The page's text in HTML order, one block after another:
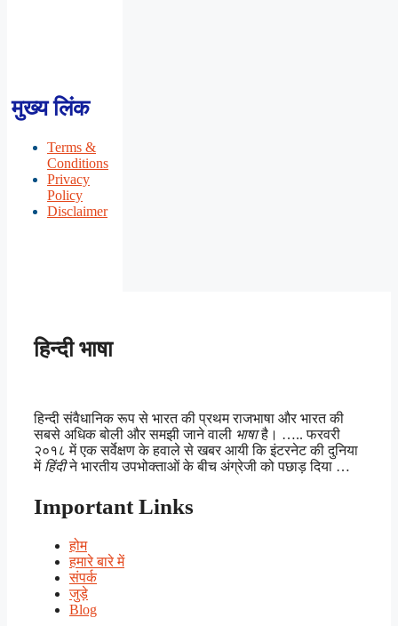
मुख्य लिंक
Terms &
Conditions
Privacy
Policy
Disclaimer
हिन्दी भाषा
हिन्दी संवैधानिक रूप से भारत की प्रथम राजभाषा और भारत की
सबसे अधिक बोली और समझी जाने वाली भाषाहै। ….. फरवरी
२०१८ में एक सर्वेक्षण के हवाले से खबर आयी कि इंटरनेट की दुनिया
में हिंदीने भारतीय उपभोक्ताओं के बीच अंग्रेजी को पछाड़ दिया …
Important Links
होम
हमारे बारे में
संपर्क
जुड़े
Blog